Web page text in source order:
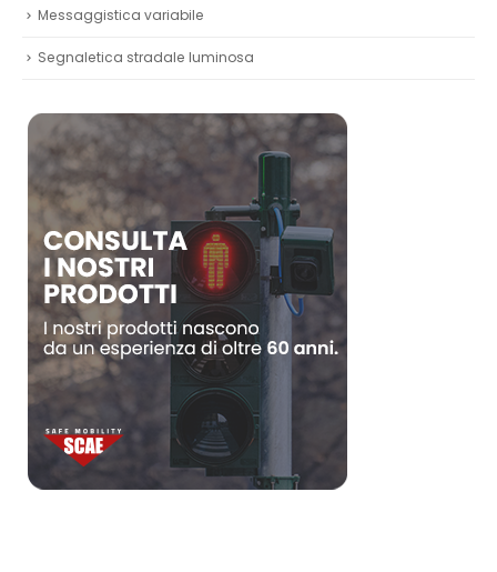
Messaggistica variabile
Segnaletica stradale luminosa